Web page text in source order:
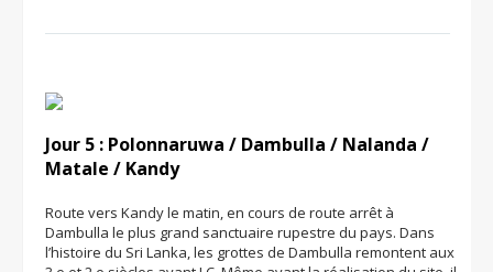
Jour 5 : Polonnaruwa / Dambulla / Nalanda /
Matale / Kandy
Route vers Kandy le matin, en cours de route arrêt à
Dambulla le plus grand sanctuaire rupestre du pays. Dans
l’histoire du Sri Lanka, les grottes de Dambulla remontent aux